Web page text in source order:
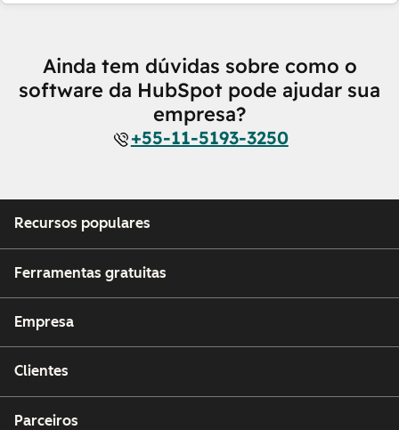
Ainda tem dúvidas sobre como o
software da HubSpot pode ajudar sua
empresa?
+55-11-5193-3250
Recursos populares
Ferramentas gratuitas
Empresa
Clientes
Parceiros